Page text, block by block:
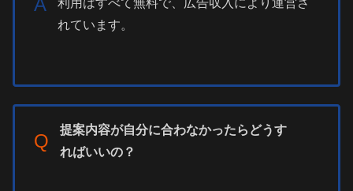
れています。
Q
提案内容が自分に合わなかったらどうす
ればいいの？